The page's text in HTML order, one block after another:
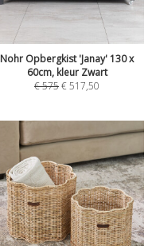
Nohr Opbergkist 'Janay' 130 x
60cm, kleur Zwart
€575€517,50